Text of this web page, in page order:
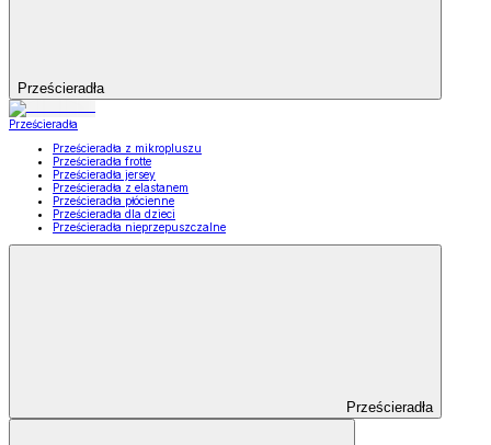
Prześcieradła
Prześcieradła
Prześcieradła z mikropluszu
Prześcieradła frotte
Prześcieradła jersey
Prześcieradła z elastanem
Prześcieradła płócienne
Prześcieradła dla dzieci
Prześcieradła nieprzepuszczalne
Prześcieradła